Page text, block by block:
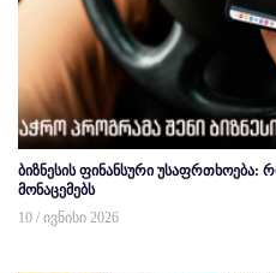
ბიზნესის ფინანსური უსაფრთხოება:
მონაცემებს
10 / ივნისი 2026